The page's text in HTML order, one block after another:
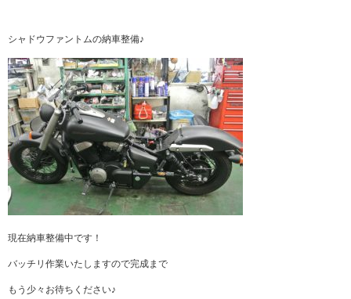
シャドウファントムの納車整備♪
現在納車整備中です！
バッチリ作業いたしますので完成まで
もう少々お待ちください♪